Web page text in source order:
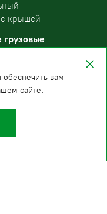
крышей
грузовые
вам
сайте.